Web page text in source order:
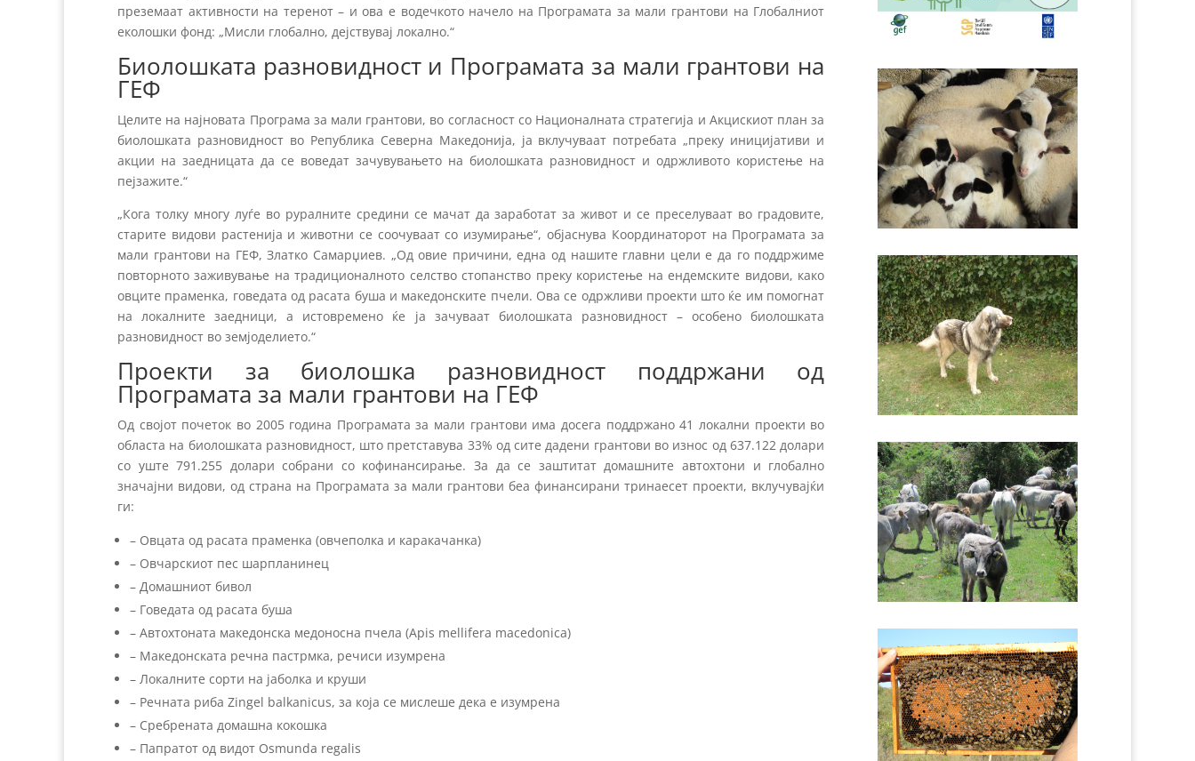
преземаат активности на теренот – и ова е водечкото начело на Програмата за мали грантови на Глобалниот
еколошки фонд: „Мисли глобално, дејствувај локално.“
Биолошката разновидност и Програмата за мали грантови на
ГЕФ
Целите на најновата Програма за мали грантови, во согласност со Националната стратегија и Акцискиот план за
биолошката разновидност во Република Северна Македонија, ја вклучуваат потребата „преку иницијативи и
акции на заедницата да се воведат зачувувањето на биолошката разновидност и одржливото користење на
пејзажите.“
„Кога толку многу луѓе во руралните средини се мачат да заработат за живот и се преселуваат во градовите,
старите видови растенија и животни се соочуваат со изумирање“, објаснува Координаторот на Програмата за
мали грантови на ГЕФ, Златко Самарџиев. „Од овие причини, една од нашите главни цели е да го поддржиме
повторното заживување на традиционалното селство стопанство преку користење на ендемските видови, како
овците праменка, говедата од расата буша и македонските пчели. Ова се одржливи проекти што ќе им помогнат
на локалните заедници, а истовремено ќе ја зачуваат биолошката разновидност – особено биолошката
разновидност во земјоделието.“
Проекти за биолошка разновидност поддржани од
Програмата за мали грантови на ГЕФ
Од својот почеток во 2005 година Програмата за мали грантови има досега поддржано 41 локални проекти во
областа на биолошката разновидност, што претставува 33% од сите дадени грантови во износ од 637.122 долари
со уште 791.255 долари собрани со кофинансирање. За да се заштитат домашните автохтони и глобално
значајни видови, од страна на Програмата за мали грантови беа финансирани тринаесет проекти, вклучувајќи
ги:
– Овцата од расата праменка (овчеполка и каракачанка)
– Овчарскиот пес шарпланинец
– Домашниот бивол
– Говедата од расата буша
– Автохтоната македонска медоносна пчела (Apis mellifera macedonica)
– Македонската речна пастрмка, речиси изумрена
– Локалните сорти на јаболка и круши
– Речната риба Zingel balkanicus, за која се мислеше дека е изумрена
– Сребрената домашна кокошка
– Папратот од видот Osmunda regalis